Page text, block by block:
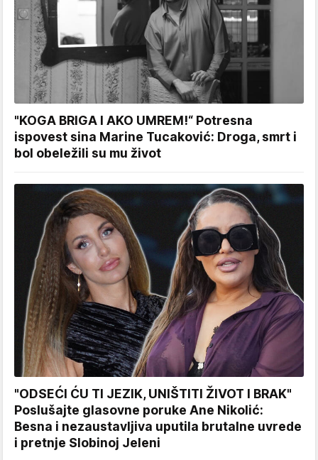
"KOGA BRIGA I AKO UMREM!“ Potresna
ispovest sina Marine Tucaković: Droga, smrt i
bol obeležili su mu život
"ODSEĆI ĆU TI JEZIK, UNIŠTITI ŽIVOT I BRAK"
Poslušajte glasovne poruke Ane Nikolić:
Besna i nezaustavljiva uputila brutalne uvrede
i pretnje Slobinoj Jeleni